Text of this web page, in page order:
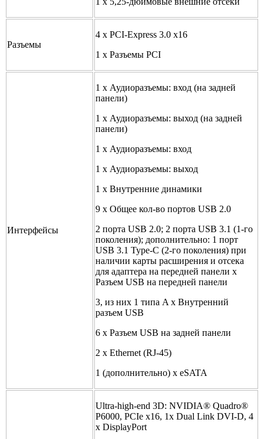
Разъемы
4 x PCI-Express 3.0 x16
1 x Разъемы PCI
Интерфейсы
1 x Аудиоразъемы: вход (на задней
панели)
1 x Аудиоразъемы: выход (на задней
панели)
1 x Аудиоразъемы: вход
1 x Аудиоразъемы: выход
1 x Внутренние динамики
9 x Общее кол-во портов USB 2.0
2 порта USB 2.0; 2 порта USB 3.1 (1-го
поколения); дополнительно: 1 порт
USB 3.1 Type-C (2-го поколения) при
наличии карты расширения и отсека
для адаптера на передней панели x
Разъем USB на передней панели
3, из них 1 типа A x Внутренний
разъем USB
6 x Разъем USB на задней панели
2 x Ethernet (RJ-45)
1 (дополнительно) x eSATA
Ultra-high-end 3D: NVIDIA® Quadro®
P6000, PCIe x16, 1x Dual Link DVI-D, 4
x DisplayPort